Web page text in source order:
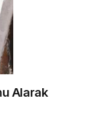
Alarak